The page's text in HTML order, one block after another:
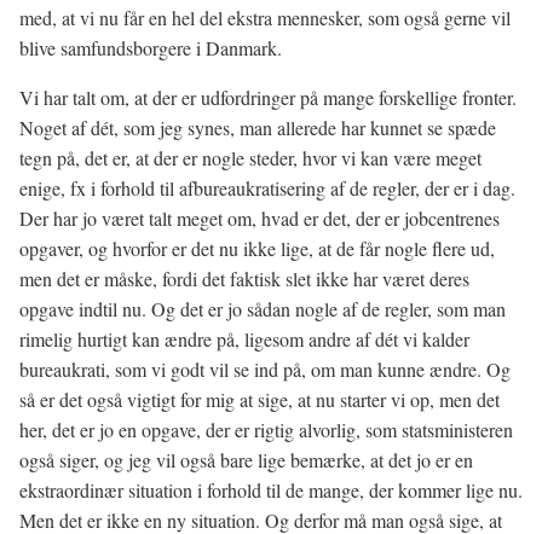
med, at vi nu får en hel del ekstra mennesker, som også gerne vil
blive samfundsborgere i Danmark.
Vi har talt om, at der er udfordringer på mange forskellige fronter.
Noget af dét, som jeg synes, man allerede har kunnet se spæde
tegn på, det er, at der er nogle steder, hvor vi kan være meget
enige, fx i forhold til afbureaukratisering af de regler, der er i dag.
Der har jo været talt meget om, hvad er det, der er jobcentrenes
opgaver, og hvorfor er det nu ikke lige, at de får nogle flere ud,
men det er måske, fordi det faktisk slet ikke har været deres
opgave indtil nu. Og det er jo sådan nogle af de regler, som man
rimelig hurtigt kan ændre på, ligesom andre af dét vi kalder
bureaukrati, som vi godt vil se ind på, om man kunne ændre. Og
så er det også vigtigt for mig at sige, at nu starter vi op, men det
her, det er jo en opgave, der er rigtig alvorlig, som statsministeren
også siger, og jeg vil også bare lige bemærke, at det jo er en
ekstraordinær situation i forhold til de mange, der kommer lige nu.
Men det er ikke en ny situation. Og derfor må man også sige, at